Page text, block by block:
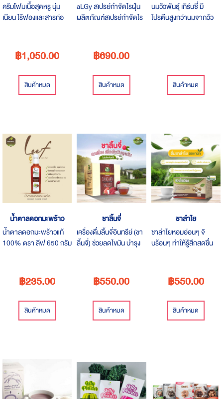
ครีมโฟมเนื้อสุดหรู นุ่ม
เนียน ไร้ฟองและสารก่อ
ชาญแล้วว่าอ่อนโยนต่อผิว
฿1,050.00
สินค้าหมด
aLGy สเปรย์กำจัดไรฝุ่น
ผลิตภัณฑ์สเปรย์กำจัดไร
กำจัดไรฝุ่น
฿690.00
สินค้าหมด
นมวัวพันธุ์ เกิร์นซี่ มี
โปรตีนสูงกว่านมจากวัว
สินค้าหมด
น้ำตาลดอกมะพร้าว
น้ำตาลดอกมะพร้าวแท้
100% ตรา ลีฟ 650 กรัม
สามารถใช้ปรุงอาหารแทน
น้ำตาลทราย ทุกการปรุง
เครื่องดื่มเพื่อสุขภาพที่ดี
฿235.00
สินค้าหมด
ชาลิ้นจี่
เครื่องดื่มลิ้นจี่อินทรีย์ (ชา
ลิ้นจี่) ช่วยลดไขมัน บำรุง
฿550.00
สินค้าหมด
ชาลำไย
ชาลำไยหอมอ่อนๆ จิ
บร้อนๆ ทำให้รู้สึกสดชื่น
ประโยชน์ต่อสุขภาพ
฿550.00
สินค้าหมด